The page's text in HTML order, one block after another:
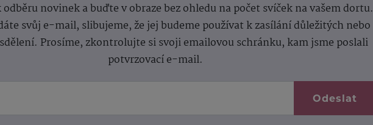
odběru novinek a buďte v obraze bez ohledu na počet svíček na vašem dortu.
svůj e-mail, slibujeme, že jej budeme používat k zasílání důležitých nebo
Prosíme, zkontrolujte si svoji emailovou schránku, kam jsme poslali
potvrzovací e-mail.
Odeslat